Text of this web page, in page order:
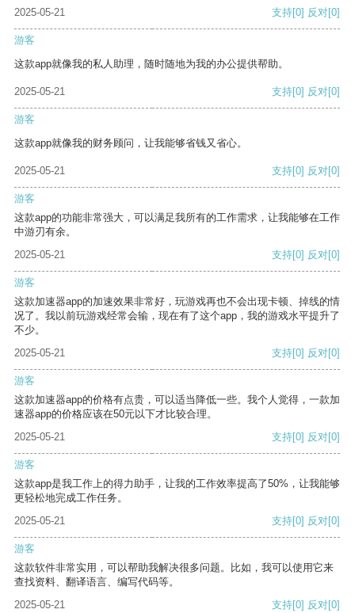
2025-05-21 支持[0] 反对[0]
游客
这款app就像我的私人助理，随时随地为我的办公提供帮助。
2025-05-21 支持[0] 反对[0]
游客
这款app就像我的财务顾问，让我能够省钱又省心。
2025-05-21 支持[0] 反对[0]
游客
这款app的功能非常强大，可以满足我所有的工作需求，让我能够在工作
中游刃有余。
2025-05-21
支持[0] 反对[0]
游客
这款加速器app的加速效果非常好，玩游戏再也不会出现卡顿、掉线的情
况了。我以前玩游戏经常会输，现在有了这个app，我的游戏水平提升了
不少。
2025-05-21
支持[0] 反对[0]
游客
这款加速器app的价格有点贵，可以适当降低一些。我个人觉得，一款加
速器app的价格应该在50元以下才比较合理。
2025-05-21
支持[0] 反对[0]
游客
这款app是我工作上的得力助手，让我的工作效率提高了50%，让我能够
更轻松地完成工作任务。
2025-05-21
支持[0] 反对[0]
游客
这款软件非常实用，可以帮助我解决很多问题。比如，我可以使用它来
查找资料、翻译语言、编写代码等。
2025-05-21
支持[0] 反对[0]